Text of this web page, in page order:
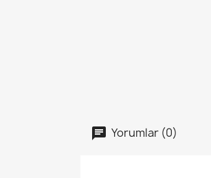
Yorumlar (0)